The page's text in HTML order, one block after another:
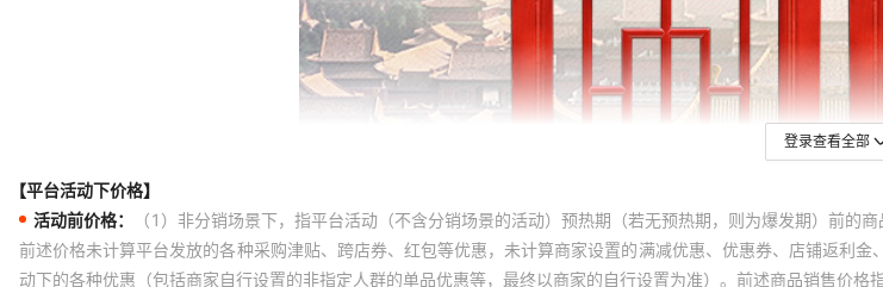
登录查看全部
【平台活动下价格】
活动前价格：
（1）非分销场景下，指平台活动（不含分销场景的活动）预热期（若无预热期，则为爆发期）前
前述价格未计算平台发放的各种采购津贴、跨店券、红包等优惠，未计算商家设置的满减优惠、优惠券、店铺返利
动下的各种优惠（包括商家自行设置的非指定人群的单品优惠等，最终以商家的自行设置为准）。前述商品销售价